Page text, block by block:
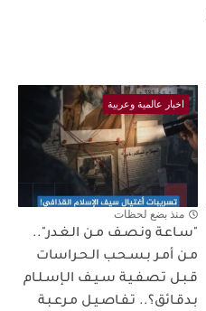
اخبار عالمية وعربية
منذ بضع لحظات
"سـاعـة ونـصـف مـن الـغـدر"..
مـن أمـر بـسـحـب الـحـراسات
قـبـل تـصـفـيـة سـيـف الـإسـلـام
بـدقـائق؟.. تـفـاصـيـل مـرعـبـة